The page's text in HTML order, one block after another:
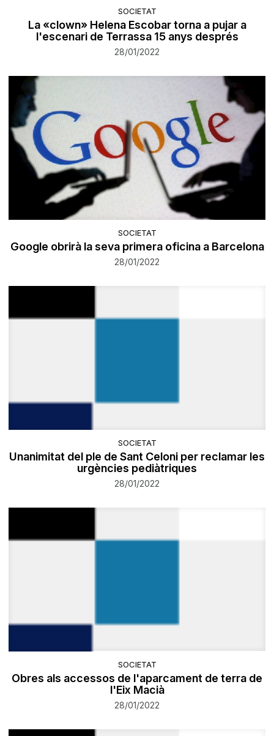
SOCIETAT
La «clown» Helena Escobar torna a pujar a
l'escenari de Terrassa 15 anys després
28/01/2022
SOCIETAT
Google obrirà la seva primera oficina a Barcelona
28/01/2022
SOCIETAT
Unanimitat del ple de Sant Celoni per reclamar les
urgències pediàtriques
28/01/2022
SOCIETAT
Obres als accessos de l'aparcament de terra de
l'Eix Macià
28/01/2022